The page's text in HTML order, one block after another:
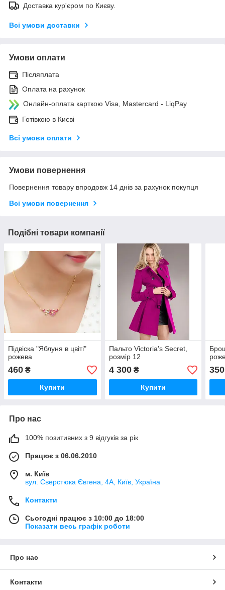
Доставка кур'єром по Києву.
Всі умови доставки
Умови оплати
Післяплата
Оплата на рахунок
Онлайн-оплата карткою Visa, Mastercard - LiqPay
Готівкою в Києві
Всі умови оплати
Умови повернення
Повернення товару впродовж 14 днів за рахунок покупця
Всі умови повернення
Подібні товари компанії
Підвіска "Яблуня в цвіті"
рожева
460 ₴
Купити
Пальто Victoria's Secret,
розмір 12
4 300₴
Купити
350
Про нас
100% позитивних з 9 відгуків за рік
Працює з 06.06.2010
м. Київ
вул. Сверстюка Євгена, 4А, Київ, Україна
Контакти
Сьогодні працює з 10:00 до 18:00
Показати весь графік роботи
Про нас
Контакти